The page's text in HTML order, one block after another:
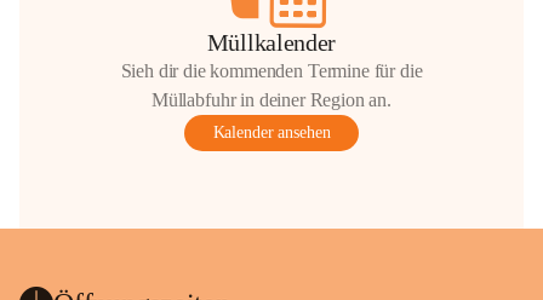
Müllkalender
Sieh dir die kommenden Termine für die
Müllabfuhr in deiner Region an.
Kalender ansehen